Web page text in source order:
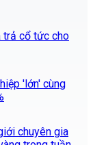
trả cổ tức cho
'lớn' cùng
chuyên gia